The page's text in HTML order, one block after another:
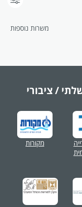
משרות נוספות
/ ציבורי
מקורות